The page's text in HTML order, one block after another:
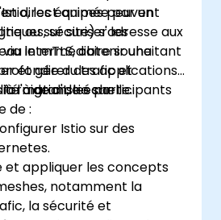
les équipes peuvent
sécuriser les
le mTLS, obtenir une
du trafic et
à grande échelle.
direct animée par un
ou sur site) s'adresse aux
intermédiaire souhaitant
et gérer des applications
l'aide d'Istio sur
formation, les participants
de :
Istio sur des
et appliquer les concepts
notamment la
la sécurité et